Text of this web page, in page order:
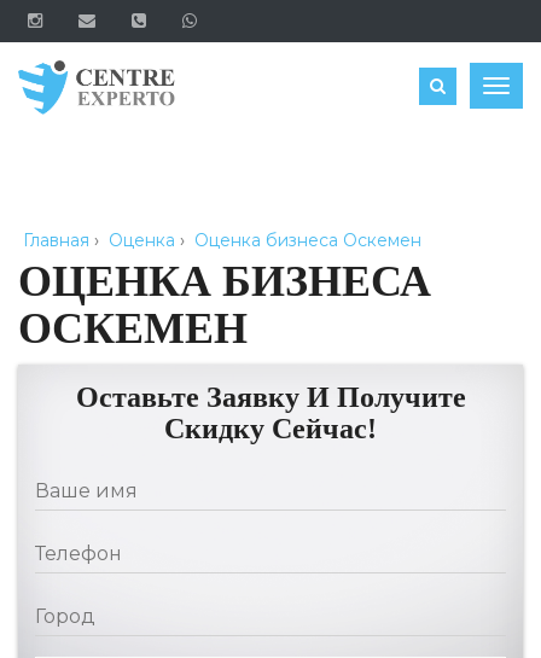
ЗАКАЗАТЬ
Главная › Оценка › Оценка бизнеса Оскемен
ОЦЕНКА БИЗНЕСА
ОСКЕМЕН
Оставьте Заявку И Получите
Скидку Сейчас!